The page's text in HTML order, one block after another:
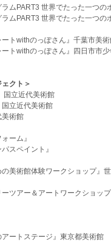
ラムPART3 世界でたった一つ
ラムPART3 世界でたった一つ
ートwithのっぽさん』千葉市美
ートwithのっぽさん』四日市市
クト＞
国立近代美術館
国立近代美術館
美術館
フォーム』
パスペイント』
の美術館体験ワークショップ』
ーツアー＆アートワークショッ
アートステージ』東京都美術館